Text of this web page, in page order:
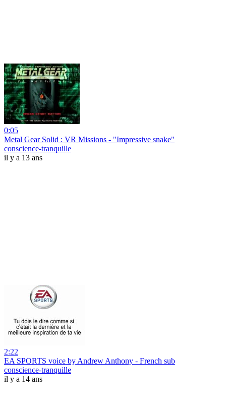
0:05
Metal Gear Solid : VR Missions - "Impressive snake"
conscience-tranquille
il y a 13 ans
2:22
EA SPORTS voice by Andrew Anthony - French sub
conscience-tranquille
il y a 14 ans